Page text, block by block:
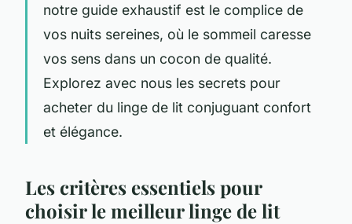
notre guide exhaustif est le complice de
vos nuits sereines, où le sommeil caresse
vos sens dans un cocon de qualité.
Explorez avec nous les secrets pour
acheter du linge de lit conjuguant confort
et élégance.
Les critères essentiels pour
choisir le meilleur linge de lit